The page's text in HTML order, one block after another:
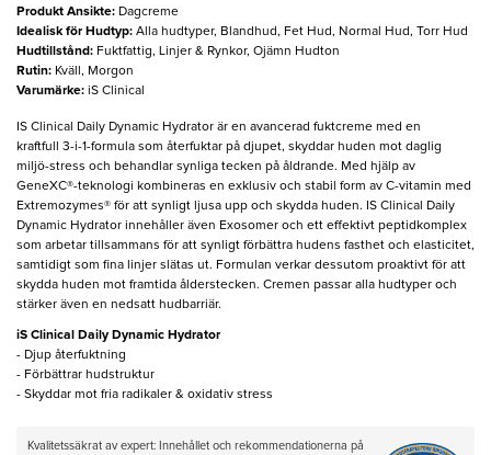
Produkt Ansikte: Dagcreme
Idealisk för Hudtyp: Alla hudtyper, Blandhud, Fet Hud, Normal Hud, Torr Hud
Hudtillstånd: Fuktfattig, Linjer & Rynkor, Ojämn Hudton
Rutin: Kväll, Morgon
Varumärke: iS Clinical
IS Clinical Daily Dynamic Hydrator är en avancerad fuktcreme med en
kraftfull 3-i-1-formula som återfuktar på djupet, skyddar huden mot daglig
miljö-stress och behandlar synliga tecken på åldrande. Med hjälp av
GeneXC®-teknologi kombineras en exklusiv och stabil form av C-vitamin med
Extremozymes® för att synligt ljusa upp och skydda huden. IS Clinical Daily
Dynamic Hydrator innehåller även Exosomer och ett effektivt peptidkomplex
som arbetar tillsammans för att synligt förbättra hudens fasthet och elasticitet,
samtidigt som fina linjer slätas ut. Formulan verkar dessutom proaktivt för att
skydda huden mot framtida ålderstecken. Cremen passar alla hudtyper och
stärker även en nedsatt hudbarriär.
iS Clinical Daily Dynamic Hydrator
- Djup återfuktning
- Förbättrar hudstruktur
- Skyddar mot fria radikaler & oxidativ stress
Kvalitetssäkrat av expert: Innehållet och rekommendationerna på